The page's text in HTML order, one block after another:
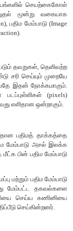
கதிர்வீச்சைச்
(Active Sensor)
இவற்றின்